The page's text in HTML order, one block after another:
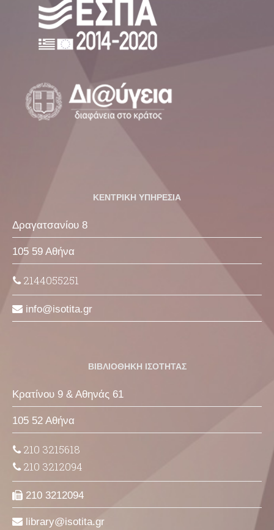
ΚΕΝΤΡΙΚΗ ΥΠΗΡΕΣΙΑ
Δραγατσανίου 8
105 59 Αθήνα
2144055251
info isotita gr
ΒΙΒΛΙΟΘΗΚΗ ΙΣΟΤΗΤΑΣ
Κρατίνου 9 & Αθηνάς 61
105 52 Αθήνα
210 3215618
210 3212094
210 3212094
library isotita gr